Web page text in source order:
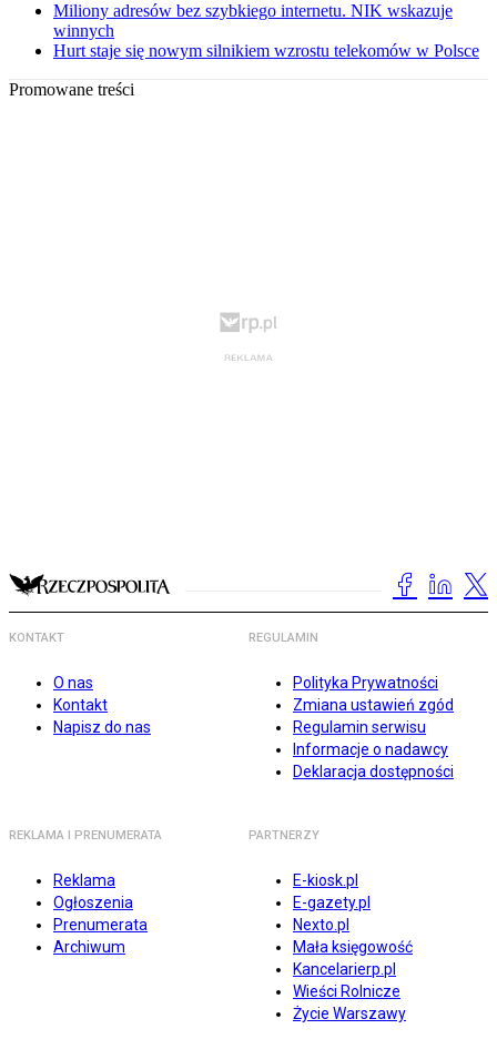
Miliony adresów bez szybkiego internetu. NIK wskazuje
winnych
Hurt staje się nowym silnikiem wzrostu telekomów w Polsce
Promowane treści
KONTAKT
O nas
Kontakt
Napisz do nas
REGULAMIN
Polityka Prywatności
Zmiana ustawień zgód
Regulamin serwisu
Informacje o nadawcy
Deklaracja dostępności
REKLAMA I PRENUMERATA
Reklama
Ogłoszenia
Prenumerata
Archiwum
PARTNERZY
E-kiosk.pl
E-gazety.pl
Nexto.pl
Mała księgowość
Kancelarierp.pl
Wieści Rolnicze
Życie Warszawy